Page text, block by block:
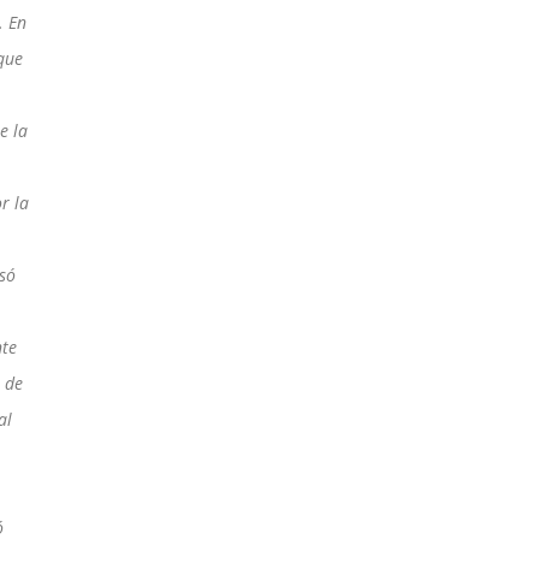
En
la
la
de